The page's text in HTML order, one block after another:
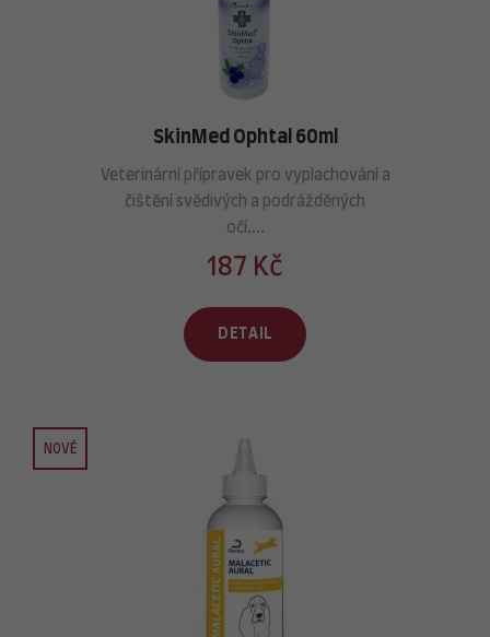
SkinMed Ophtal 60ml
Veterinární přípravek pro vyplachování a
čištění svědivých a podrážděných
očí,...
187 Kč
DETAIL
NOVÉ